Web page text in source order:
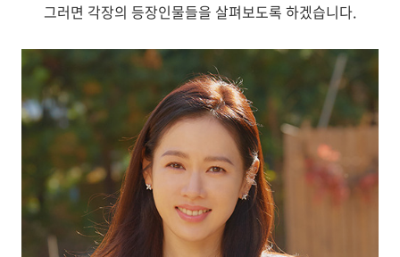
그러면 각장의 등장인물들을 살펴보도록 하겠습니다.